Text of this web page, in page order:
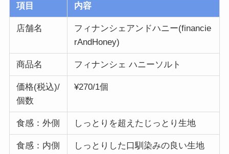
項目 内容
店舗名
フィナンシェアンドハニー(financie
rAndHoney)
商品名 フィナンシェ ハニーソルト
価格(税込)/
個数
¥270/1個
食感：外側 しっとりを超えたじっとり生地
食感：内側 しっとりした口馴染みの良い生地